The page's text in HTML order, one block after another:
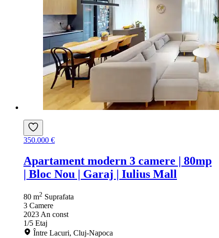
350.000 €
Apartament modern 3 camere | 80mp
| Bloc Nou | Garaj | Iulius Mall
80 m2 Suprafata
3 Camere
2023 An const
1/5 Etaj
Între Lacuri, Cluj-Napoca